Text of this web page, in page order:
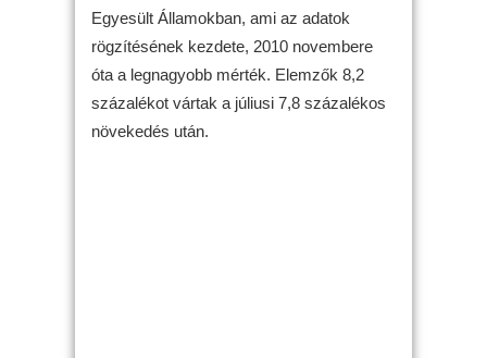
Egyesült Államokban, ami az adatok
rögzítésének kezdete, 2010 novembere
óta a legnagyobb mérték. Elemzők 8,2
százalékot vártak a júliusi 7,8 százalékos
növekedés után.